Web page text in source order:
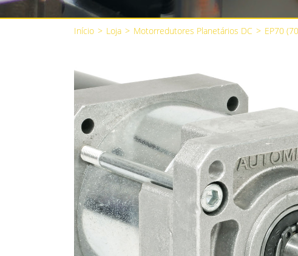
Início > Loja > Motorredutores Planetários DC > EP70